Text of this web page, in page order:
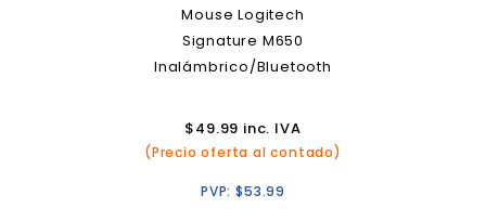
Mouse Logitech
Signature M650
Inalámbrico/Bluetooth
$49.99 inc. IVA
(Precio oferta al contado)
PVP:$53.99